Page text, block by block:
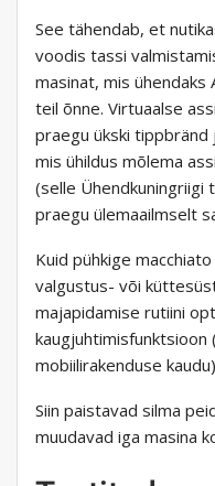
See tähendab, et
voodis tassi
masinat, mis ühendaks
teil õnne. Virtuaalse
praegu ükski tippbränd
mis ühildus mõlema
(selle Ühendkuningriigi
praegu ülemaailmselt
Kuid pühkige
valgustus- või
majapidamise rutiini
kaugjuhtimisfunktsioon
mobiilirakenduse
Siin paistavad silma
muudavad iga masina